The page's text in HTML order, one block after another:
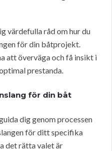
värdefulla råd om hur du
för din båtprojekt.
att överväga och få insikt i
prestanda.
för din båt
dig genom processen
för ditt specifika
det rätta valet är